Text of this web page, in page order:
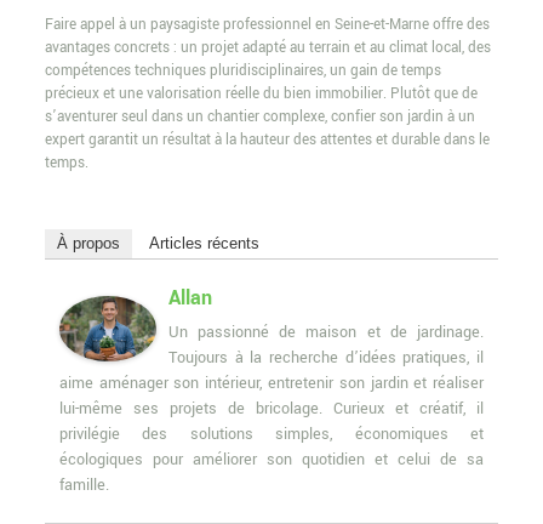
Faire appel à un paysagiste professionnel en Seine-et-Marne offre des
avantages concrets : un projet adapté au terrain et au climat local, des
compétences techniques pluridisciplinaires, un gain de temps
précieux et une valorisation réelle du bien immobilier. Plutôt que de
s’aventurer seul dans un chantier complexe, confier son jardin à un
expert garantit un résultat à la hauteur des attentes et durable dans le
temps.
À propos Articles récents
Allan
Un passionné de maison et de jardinage.
Toujours à la recherche d’idées pratiques, il
aime aménager son intérieur, entretenir son jardin et réaliser
lui-même ses projets de bricolage. Curieux et créatif, il
privilégie des solutions simples, économiques et
écologiques pour améliorer son quotidien et celui de sa
famille.